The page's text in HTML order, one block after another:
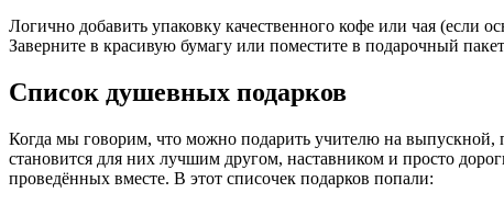
Логично добавить упаковку качественного кофе или чая (если
Заверните в красивую бумагу или поместите в подарочный
Список душевных подарков
Когда мы говорим, что можно подарить учителю на выпускной,
становится для них лучшим другом, наставником и просто
проведённых вместе. В этот списочек подарков попали: